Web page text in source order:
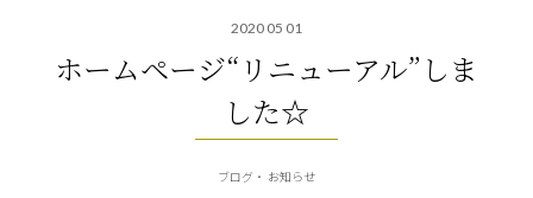
2020 05 01
ホームページ“リニューアル”しま
した☆
ブログ お知らせ